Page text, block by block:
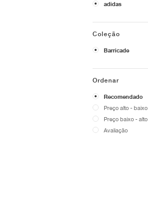
adidas
Coleção
Barricade
Ordenar
Recomendado
Preço alto - baixo
Preço baixo - alto
Avaliação